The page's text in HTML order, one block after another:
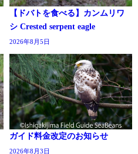
【ドバトを食べる】カンムリワ
シ Crested serpent eagle
2026年8月5日
ガイド料金改定のお知らせ
2026年8月3日